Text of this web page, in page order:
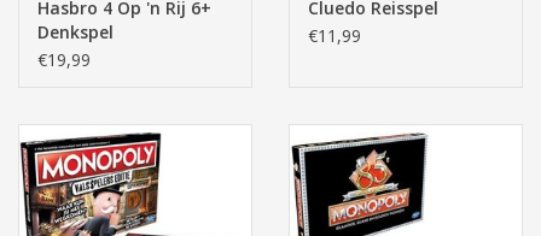
Hasbro 4 Op 'n Rij 6+
Denkspel
€19,99
Cluedo Reisspel
€11,99